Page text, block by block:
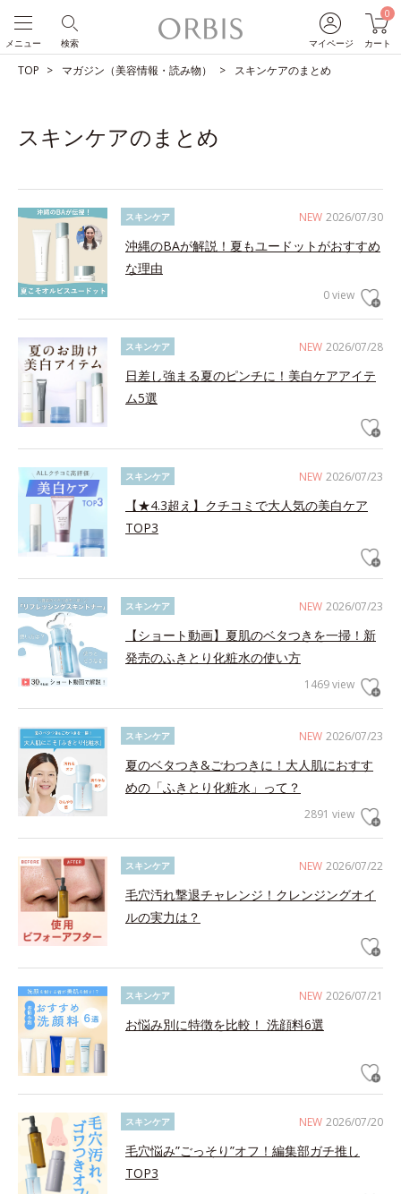
マイページ
0
カート
検索
メニュー
TOP マガジン（美容情報・読み物） スキンケアのまとめ
スキンケアのまとめ
NEW 2026/07/30
スキンケア
沖縄のBAが解説！夏もユードットがおすすめ
な理由
0 view
NEW 2026/07/28
スキンケア
日差し強まる夏のピンチに！美白ケアアイテ
ム5選
NEW 2026/07/23
スキンケア
【★4.3超え】クチコミで大人気の美白ケア
TOP3
NEW 2026/07/23
スキンケア
【ショート動画】夏肌のベタつきを一掃！新
発売のふきとり化粧水の使い方
1469 view
NEW 2026/07/23
スキンケア
夏のベタつき&ごわつきに！大人肌におすす
めの「ふきとり化粧水」って？
2891 view
NEW 2026/07/22
スキンケア
毛穴汚れ撃退チャレンジ！クレンジングオイ
ルの実力は？
NEW 2026/07/21
スキンケア
お悩み別に特徴を比較！ 洗顔料6選
NEW 2026/07/20
スキンケア
毛穴悩み”ごっそり”オフ！編集部ガチ推し
TOP3